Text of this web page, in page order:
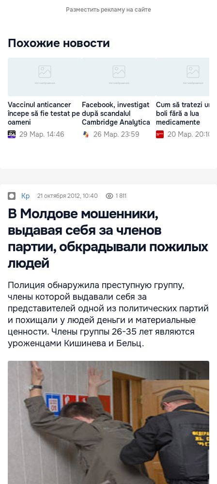
Разместить рекламу на сайте
Похожие новости
Vaccinul anticancer
începe să fie testat pe
oameni
29 Мар. 14:46
Facebook, investigat
după scandalul
Cambridge Analytica
26 Мар. 23:59
Cum să tratezi
boli fără a lua
medicamente
20 Мар. 20:10
Kp 21 октября 2012, 10:40 1 811
В Молдове мошенники,
выдавая себя за членов
партии, обкрадывали пожилых
людей
Полиция обнаружила преступную группу,
члены которой выдавали себя за
представителей одной из политических партий
и похищали у людей деньги и материальные
ценности. Члены группы 26-35 лет являются
уроженцами Кишинева и Бельц.